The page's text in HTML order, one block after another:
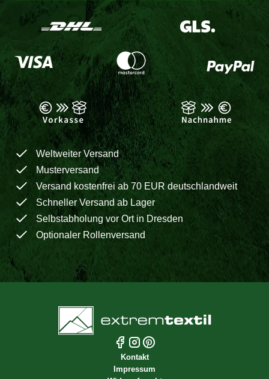
Weltweiter Versand
Musterversand
Versand kostenfrei ab 70 EUR deutschlandweit
Schneller Versand ab Lager
Selbstabholung vor Ort in Dresden
Optionaler Rollenversand
Kontakt
Impressum